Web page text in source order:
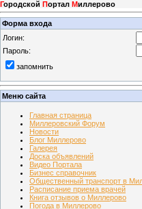
Городской Портал Миллерово
Форма входа
Логин:
Пароль:
запомнить
Меню сайта
Главная страница
Миллеровский Форум
Новости
Блог Миллерово
Галерея
Доска объявлений
Видео Портала
Бизнес справочник
Общественный транспорт в
Расписание приема врачей
Книга отзывов о Миллерово
Погода в Миллерово